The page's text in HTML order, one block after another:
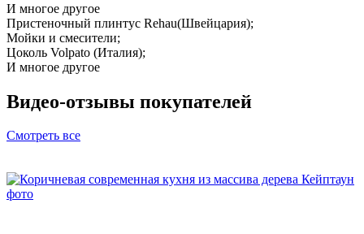
И многое другое
Пристеночный плинтус Rehau(Швейцария);
Мойки и смесители;
Цоколь Volpato (Италия);
И многое другое
Видео-отзывы покупателей
Смотреть все